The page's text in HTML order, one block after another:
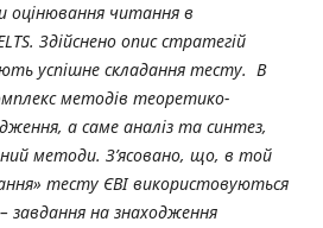
оцінювання читання в
. Здійснено опис стратегій
успішне складання тесту. В
методів теоретико-
а саме аналіз та синтез,
методи. З’ясовано, що, в той
тесту ЄВІ використовуються
на знаходження